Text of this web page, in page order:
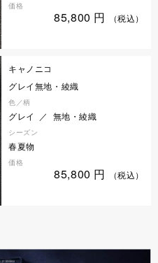
価格
85,800 円 （税込）
キャノニコ
グレイ無地・綾織
色／柄
グレイ ／ 無地・綾織
シーズン
春夏物
価格
85,800 円 （税込）